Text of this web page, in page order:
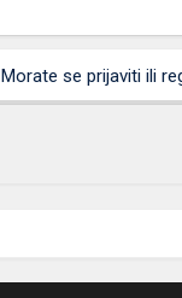
Morate se prijaviti ili